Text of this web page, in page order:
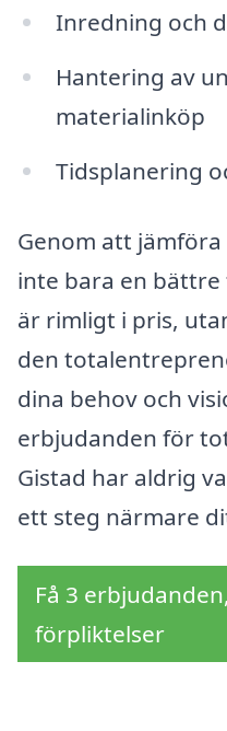
Inredning och
Hantering av
materialinköp
Tidsplanering
Genom att
inte bara en
är rimligt i pris,
den
dina behov och
erbjudanden för
Gistad har aldrig
ett steg närmare
Få 3
förpliktelser